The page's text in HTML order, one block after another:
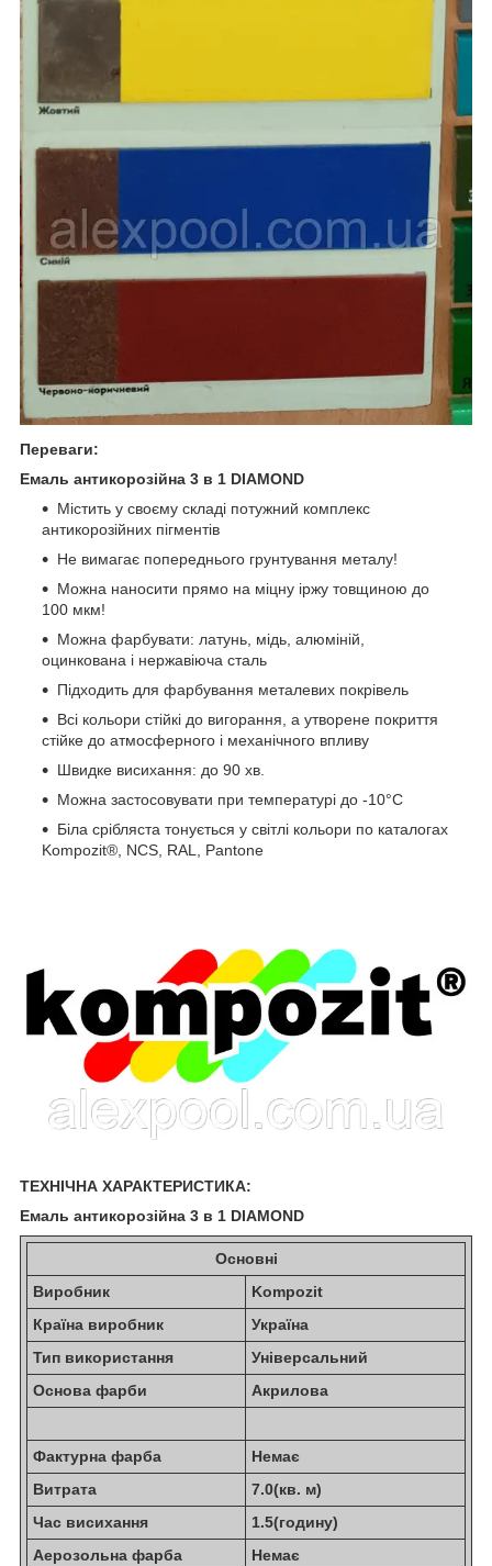
Переваги:
Емаль антикорозійна 3 в 1 DIAMOND
Містить у своєму складі потужний комплекс
антикорозійних пігментів
Не вимагає попереднього грунтування металу!
Можна наносити прямо на міцну іржу товщиною до
100 мкм!
Можна фарбувати: латунь, мідь, алюміній,
оцинкована і нержавіюча сталь
Підходить для фарбування металевих покрівель
Всі кольори стійкі до вигорання, а утворене покриття
стійке до атмосферного і механічного впливу
Швидке висихання: до 90 хв.
Можна застосовувати при температурі до -10°С
Біла срібляста тонується у світлі кольори по каталогах
Kompozit®, NCS, RAL, Pantone
ТЕХНІЧНА ХАРАКТЕРИСТИКА:
Емаль антикорозійна 3 в 1 DIAMOND
Основні
Виробник
Kompozit
Країна виробник
Україна
Тип використання
Універсальний
Основа фарби
Акрилова
Фактурна фарба
Немає
Витрата
7.0(кв. м)
Час висихання
1.5(годину)
Аерозольна фарба
Немає